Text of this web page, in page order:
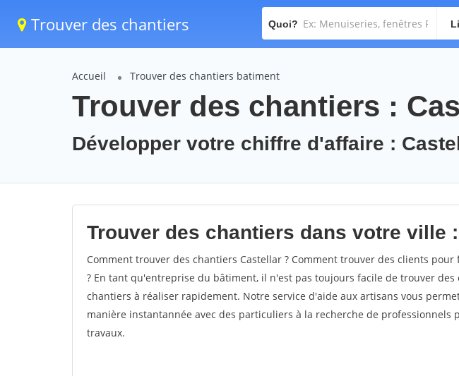
Trouver des chantiers Quoi?
Accueil Trouver des chantiers batiment
Trouver des chantiers :
Développer votre chiffre d'affaire :
Trouver des chantiers dans votre ville
Comment trouver des chantiers Castellar ? Comment trouver des clients
? En tant qu'entreprise du bâtiment, il n'est pas toujours facile de trouver des
chantiers à réaliser rapidement. Notre service d'aide aux artisans vous
manière instantannée avec des particuliers à la recherche de professionnels
travaux.